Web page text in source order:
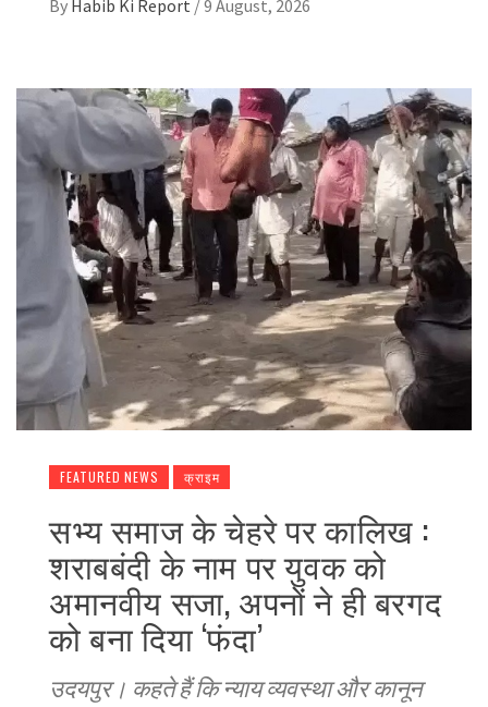
By Habib Ki Report /9 August, 2026
FEATURED NEWS क्राइम
सभ्य समाज के चेहरे पर कालिख :
शराबबंदी के नाम पर युवक को
अमानवीय सजा, अपनों ने ही बरगद
को बना दिया ‘फंदा’
उदयपुर। कहते हैं कि न्याय व्यवस्था और कानून